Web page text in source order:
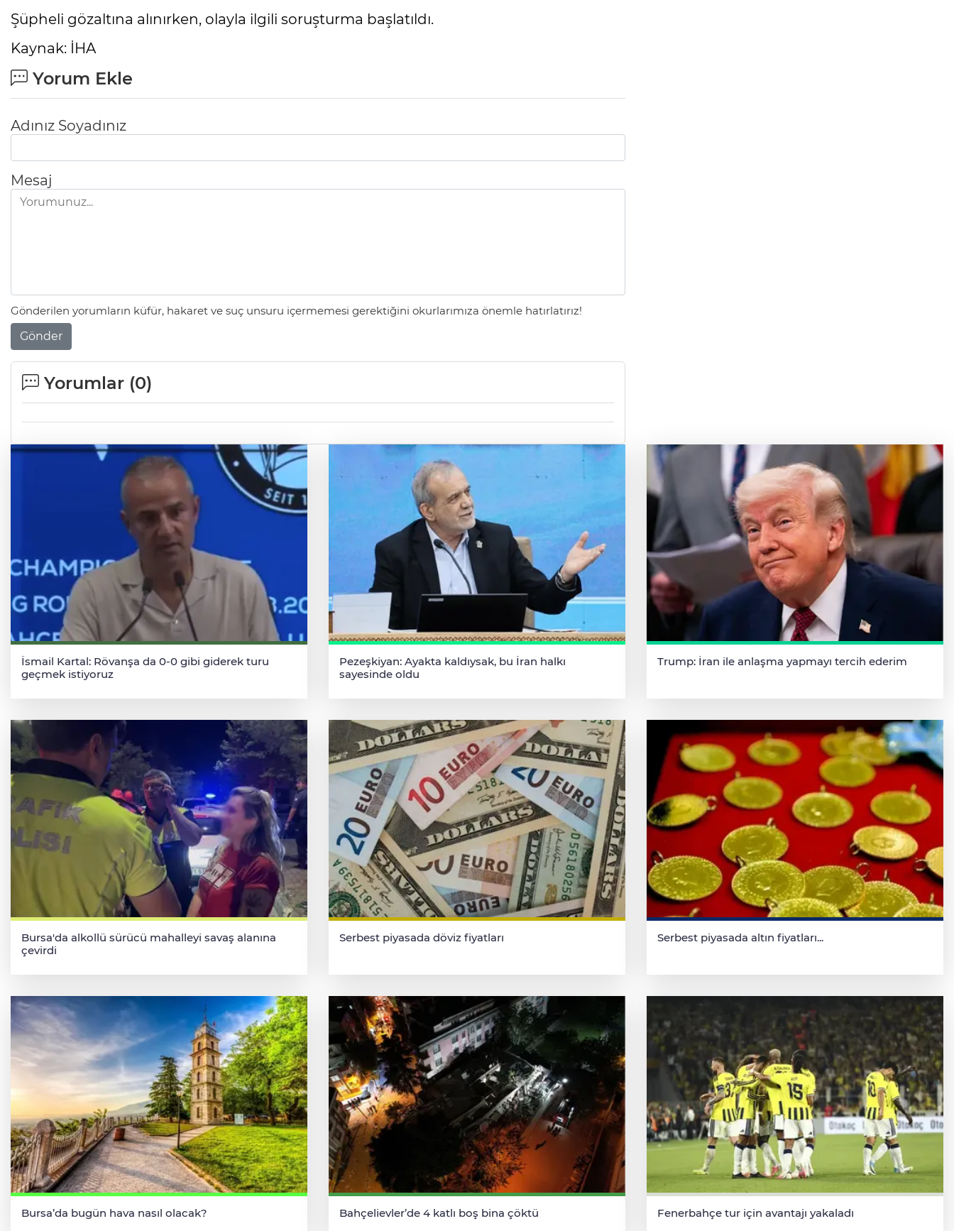
Şüpheli gözaltına alınırken, olayla ilgili soruşturma başlatıldı.
Kaynak: İHA
Yorum Ekle
Adınız Soyadınız
Mesaj
Gönderilen yorumların küfür, hakaret ve suç unsuru içermemesi gerektiğini okurlarımıza önemle hatırlatırız!
Gönder
Yorumlar (0)
İsmail Kartal: Rövanşa da 0-0 gibi giderek turu
geçmek istiyoruz
Pezeşkiyan: Ayakta kaldıysak, bu İran halkı
sayesinde oldu
Trump: İran ile anlaşma yapmayı tercih ederim
Bursa'da alkollü sürücü mahalleyi savaş alanına
çevirdi
Serbest piyasada döviz fiyatları Serbest piyasada altın fiyatları...
Bursa’da bugün hava nasıl olacak? Bahçelievler’de 4 katlı boş bina çöktü Fenerbahçe tur için avantajı yakaladı